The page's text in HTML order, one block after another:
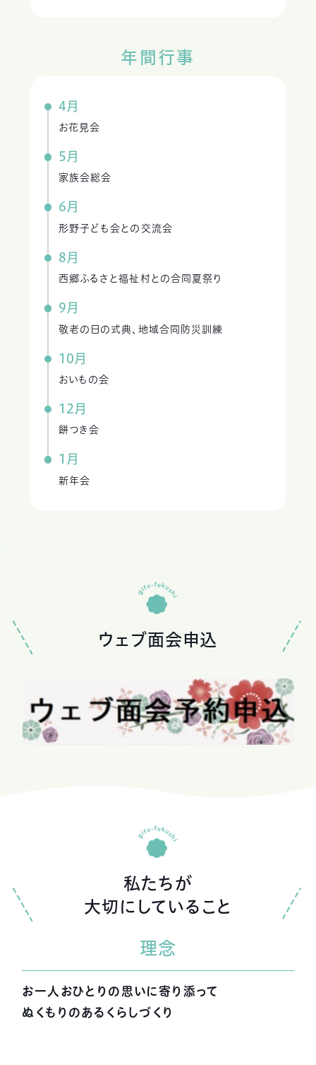
年間行事
4月
お花見会
5月
家族会総会
6月
形野子ども会との交流会
8月
西郷ふるさと福祉村との合同夏祭り
9月
敬老の日の式典、地域合同防災訓練
10月
おいもの会
12月
餅つき会
1月
新年会
ウェブ面会申込
私たちが
大切にしていること
理念
お一人おひとりの思いに寄り添って
ぬくもりのあるくらしづくり